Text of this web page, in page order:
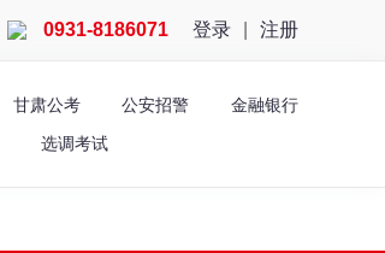
0931-8186071 登录 注册
甘肃公考 公安招警
金融银行
选调考试